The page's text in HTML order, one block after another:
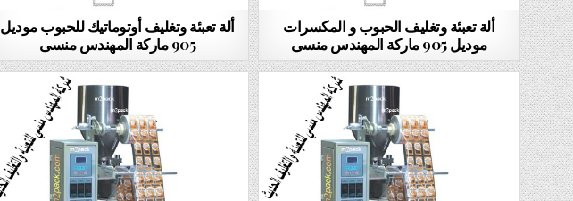
ألة تعبئة وتغليف أوتوماتيك للحبوب موديل
905 ماركة المهندس منسى
ألة تعبئة وتغليف الحبوب و المكسرات
موديل 905 ماركة المهندس منسى